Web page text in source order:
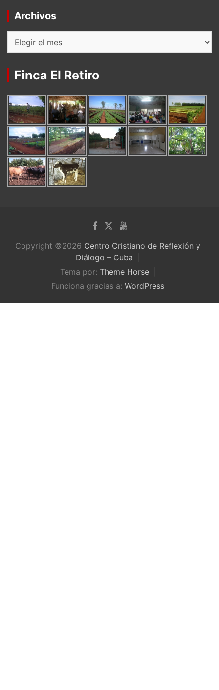
Archivos
Finca El Retiro
Copyright ©2026 Centro Cristiano de Reflexión y
Diálogo – Cuba
Tema por: Theme Horse
Funciona gracias a: WordPress